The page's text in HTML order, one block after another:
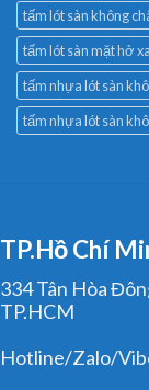
tấm lót sàn không
tấm lót sàn mặt hở
tấm nhựa lót sàn
tấm nhựa lót sàn
TP.Hồ Chí
334 Tân Hòa
TP.HCM
Hotline/Zalo/